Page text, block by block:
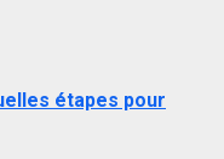
étapes pour